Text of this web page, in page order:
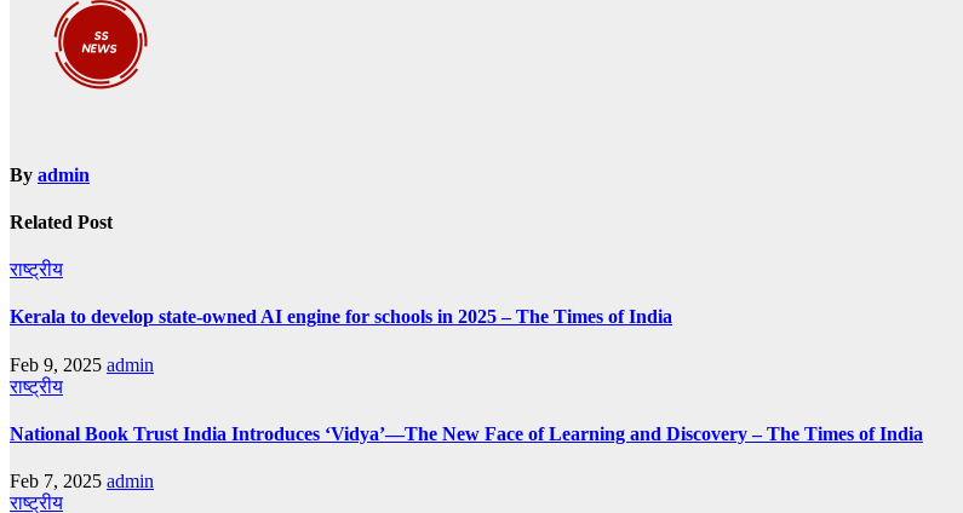
By admin
Related Post
राष्ट्रीय
Kerala to develop state-owned AI engine for schools in 2025 – The Times of India
Feb 9, 2025 admin
राष्ट्रीय
National Book Trust India Introduces ‘Vidya’—The New Face of Learning and Discovery – The Times of India
Feb 7, 2025 admin
राष्ट्रीय